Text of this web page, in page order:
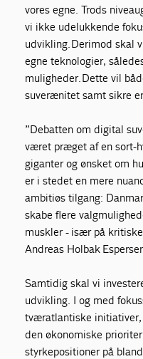
vores egne. Trods
vi ikke udelukkende
udvikling. Derimod skal
egne teknologier,
muligheder. Dette vil
suverænitet samt sikre
”Debatten om digital
været præget af en sort-
giganter og ønsket om
er i stedet en mere
ambitiøs tilgang:
skabe flere
muskler - især på
Andreas Holbak
Samtidig skal vi
udvikling. I og med
tværatlantiske
den økonomiske
styrkepositioner på